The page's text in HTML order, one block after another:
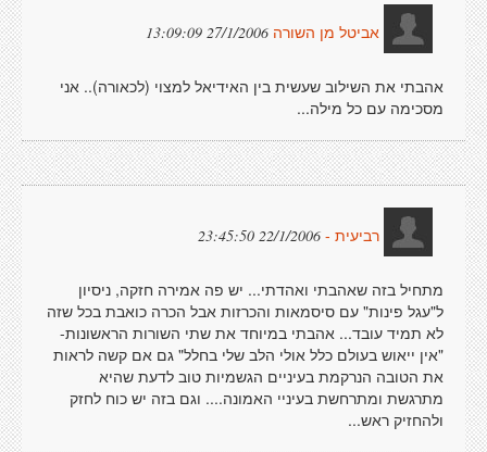
אביטל מן השורה 27/1/2006 13:09:09
אהבתי את השילוב שעשית בין האידיאל למצוי (לכאורה).. אני
מסכימה עם כל מילה...
רביעית - 22/1/2006 23:45:50
מתחיל בזה שאהבתי ואהדתי... יש פה אמירה חזקה, ניסיון
ל"עגל פינות" עם סיסמאות והכרזות אבל הכרה כואבת בכל שזה
לא תמיד עובד... אהבתי במיוחד את שתי השורות הראשונות-
"אין ייאוש בעולם כלל אולי הלב שלי בחלל" גם אם קשה לראות
את הטובה הנרקמת בעיניים הגשמיות טוב לדעת שהיא
מתרגשת ומתרחשת בעיניי האמונה.... וגם בזה יש כוח לחזק
ולהחזיק ראש...